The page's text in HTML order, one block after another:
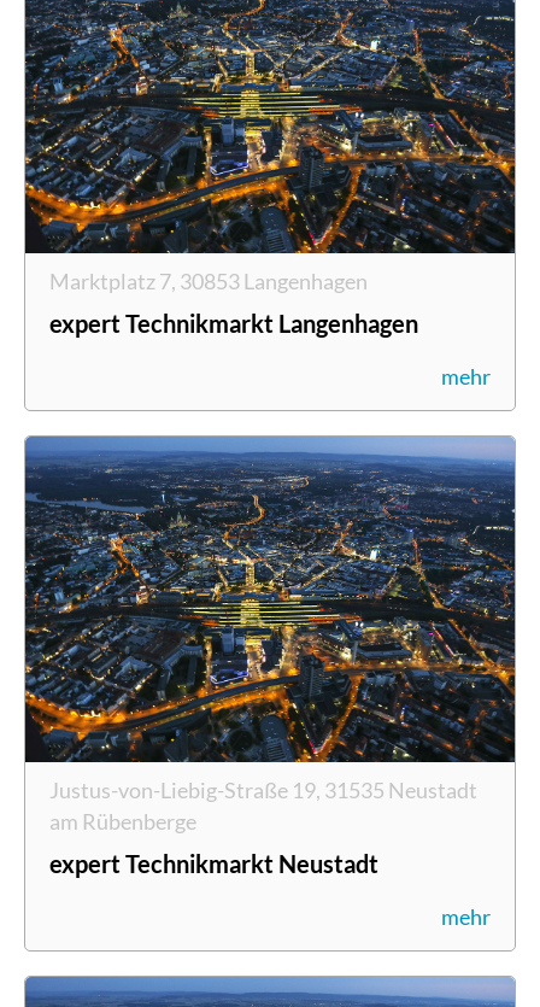
Marktplatz 7, 30853 Langenhagen
expert Technikmarkt Langenhagen
mehr
Justus-von-Liebig-Straße 19, 31535 Neustadt
am Rübenberge
expert Technikmarkt Neustadt
mehr